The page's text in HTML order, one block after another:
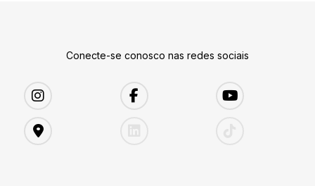
Conecte-se conosco nas redes sociais